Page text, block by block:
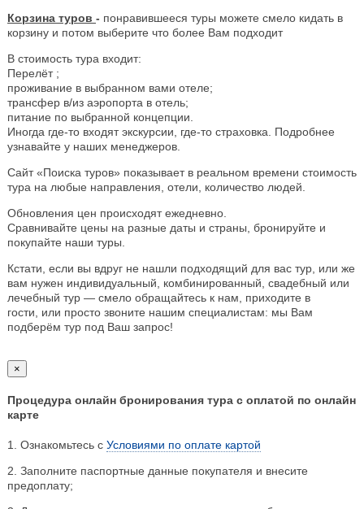
Корзина туров - понравившееся туры можете смело кидать в
корзину и потом выберите что более Вам подходит
В стоимость тура входит:
Перелёт ;
проживание в выбранном вами отеле;
трансфер в/из аэропорта в отель;
питание по выбранной концепции.
Иногда где-то входят экскурсии, где-то страховка. Подробнее
узнавайте у наших менеджеров.
Сайт «Поиска туров» показывает в реальном времени стоимость
тура на любые направления, отели, количество людей.
Обновления цен происходят ежедневно.
Сравнивайте цены на разные даты и страны, бронируйте и
покупайте наши туры.
Кстати, если вы вдруг не нашли подходящий для вас тур, или же
вам нужен индивидуальный, комбинированный, свадебный или
лечебный тур — смело обращайтесь к нам, приходите в
гости, или просто звоните нашим специалистам: мы Вам
подберём тур под Ваш запрос!
×
Процедура онлайн бронирования тура с оплатой по онлайн
карте
1. Ознакомьтесь с Условиями по оплате картой
2. Заполните паспортные данные покупателя и внесите
предоплату;